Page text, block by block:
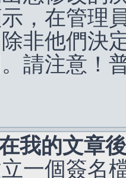
，在管理
非他們決
請注意！
我的文章
一個簽名